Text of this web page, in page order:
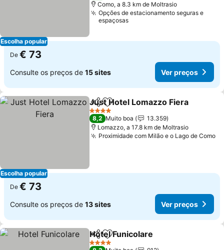
Escolha popular
Como, a 8.3 km de Moltrasio
Opções de estacionamento seguras e
espaçosas
De € 73
Consulte os preços de 15 sites Ver preços
Escolha popular
PartilharAdicionar aos favoritos
Just Hotel Lomazzo Fiera
4 Estrelas
8,2 Muito boa
13.359
Lomazzo, a 17.8 km de Moltrasio
Proximidade com Milão e o Lago de Como
De € 73
Consulte os preços de 13 sites Ver preços
PartilharAdicionar aos favoritos
Hotel Funicolare
4 Estrelas